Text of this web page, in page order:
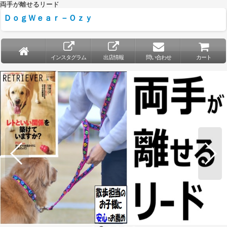
両手が離せるリード
ＤｏｇＷｅａｒ－Ｏｚｙ
インスタグラム 出店情報 問い合わせ カート